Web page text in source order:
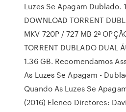
Luzes Se Apagam Dublado.
DOWNLOAD TORRENT
MKV 720P / 727 MB 2ª
TORRENT DUBLADO DUAL
1.36 GB. Recomendamos
As Luzes Se Apagam -
Quando As Luzes Se
(2016) Elenco Diretores: